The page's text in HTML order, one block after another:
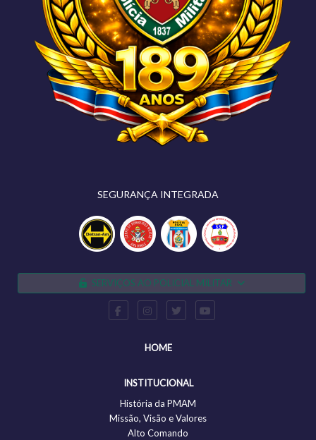
SEGURANÇA INTEGRADA
SERVIÇOS AO POLICIAL MILITAR
HOME
INSTITUCIONAL
História da PMAM
Missão, Visão e Valores
Alto Comando